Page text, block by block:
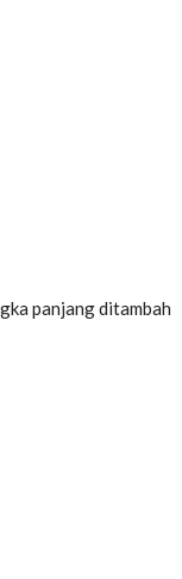
panjang ditambah